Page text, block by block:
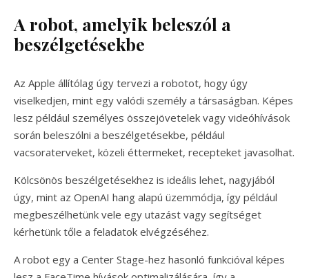
A robot, amelyik beleszól a
beszélgetésekbe
Az Apple állítólag úgy tervezi a robotot, hogy úgy
viselkedjen, mint egy valódi személy a társaságban. Képes
lesz például személyes összejövetelek vagy videóhívások
során beleszólni a beszélgetésekbe, például
vacsoraterveket, közeli éttermeket, recepteket javasolhat.
Kölcsönös beszélgetésekhez is ideális lehet, nagyjából
úgy, mint az OpenAI hang alapú üzemmódja, így például
megbeszélhetünk vele egy utazást vagy segítséget
kérhetünk tőle a feladatok elvégzéséhez.
A robot egy a Center Stage-hez hasonló funkcióval képes